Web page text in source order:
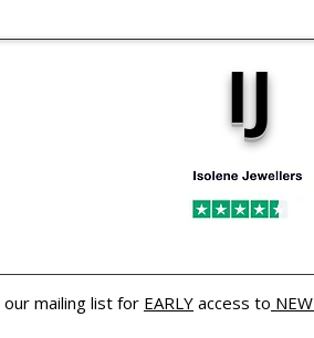
IJ
our mailing list for EARLY access to NEW